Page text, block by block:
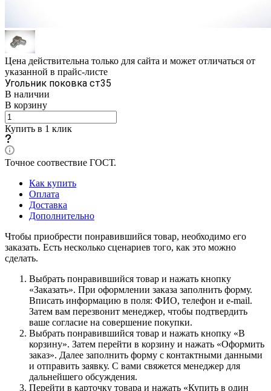
Цена действительна только для сайта и может отличаться от
указанной в прайс-листе
Угольник поковка ст35
В наличии
В корзину
Купить в 1 клик
Точное соотвествие ГОСТ.
Как купить
Оплата
Доставка
Дополнительно
Чтобы приобрести понравившийся товар, необходимо его
заказать. Есть несколько сценариев того, как это можно
сделать.
Выбрать понравившийся товар и нажать кнопку
«Заказать». При оформлении заказа заполнить форму.
Вписать информацию в поля: ФИО, телефон и e-mail.
Затем вам перезвонит менеджер, чтобы подтвердить
ваше согласие на совершение покупки.
Выбрать понравившийся товар и нажать кнопку «В
корзину». Затем перейти в корзину и нажать «Оформить
заказ». Далее заполнить форму с контактными данными
и отправить заявку. С вами свяжется менеджер для
дальнейшего обсуждения.
Перейти в карточку товара и нажать «Купить в один